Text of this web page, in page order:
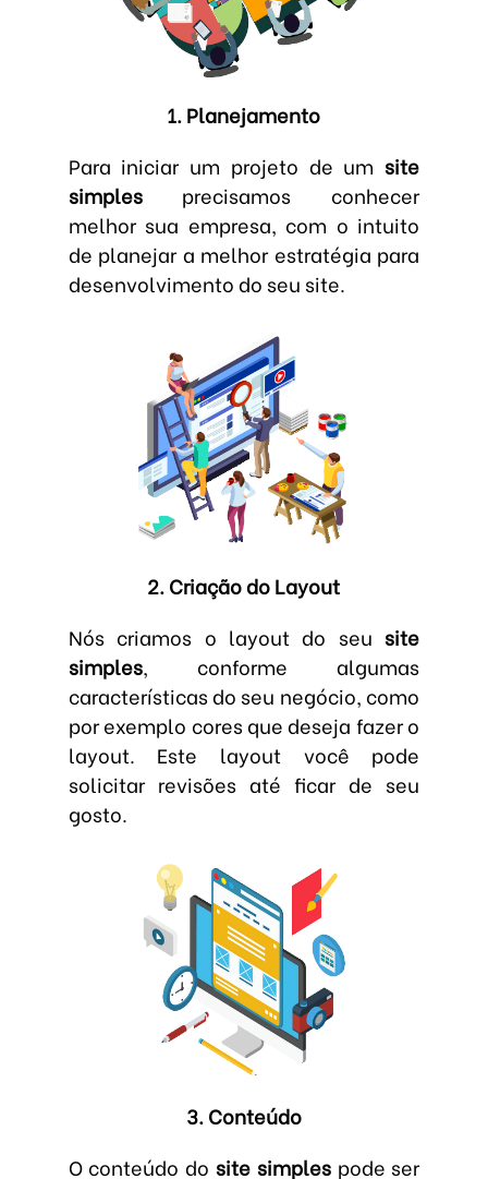
1. Planejamento
Para iniciar um projeto de umsite
simplesprecisamos conhecer
melhor sua empresa, com o intuito
de planejar a melhor estratégia para
desenvolvimento do seu site.
2. Criação do Layout
Nós criamos o layout do seusite
simples, conforme algumas
características do seu negócio, como
por exemplo cores que deseja fazer o
layout. Este layout você pode
solicitar revisões até ficar de seu
gosto.
3. Conteúdo
O conteúdo do site simplespode ser